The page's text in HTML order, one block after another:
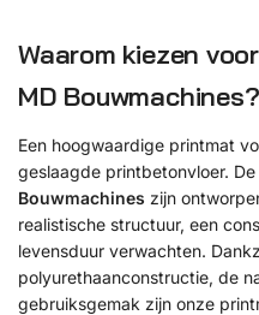
Waarom kiezen
MD Bouwmachines?
Een hoogwaardige printmat
geslaagde printbetonvloer.
Bouwmachines zijn
realistische structuur, een
levensduur verwachten.
polyurethaanconstructie, de
gebruiksgemak zijn onze